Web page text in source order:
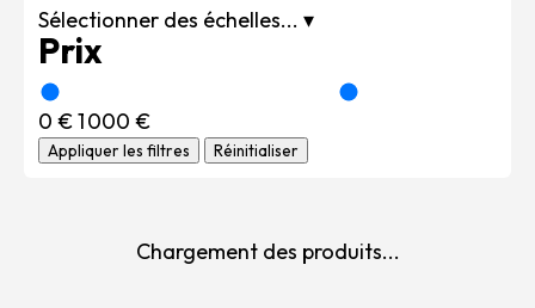
Sélectionner des échelles... ▾
Prix
0 €1 000 €
Appliquer les filtres Réinitialiser
Chargement des produits...